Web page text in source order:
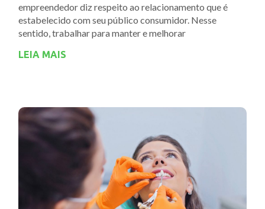
empreendedor diz respeito ao relacionamento que é
estabelecido com seu público consumidor. Nesse
sentido, trabalhar para manter e melhorar
LEIA MAIS